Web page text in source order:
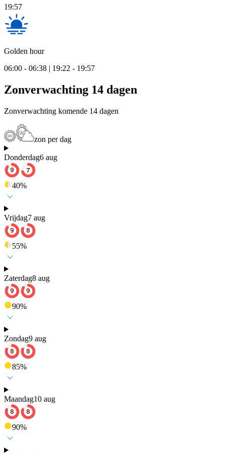
19:57
Golden hour
06:00 - 06:38 | 19:22 - 19:57
Zonverwachting 14 dagen
Zonverwachting komende 14 dagen
zon per dag
Donderdag6 aug
40%
Vrijdag7 aug
55%
Zaterdag8 aug
90%
Zondag9 aug
85%
Maandag10 aug
90%